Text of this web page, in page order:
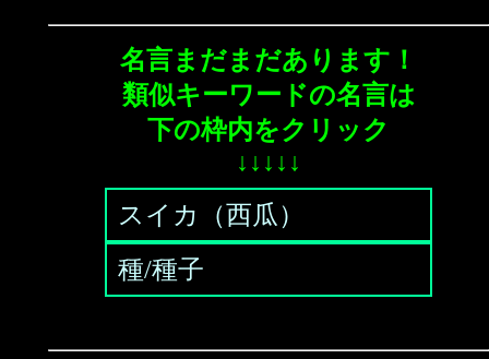
名言まだまだあります！
類似キーワードの名言は
下の枠内をクリック
↓↓↓↓↓
スイカ（西瓜）
種/種子